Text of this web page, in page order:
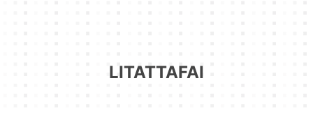
LITATTAFAI